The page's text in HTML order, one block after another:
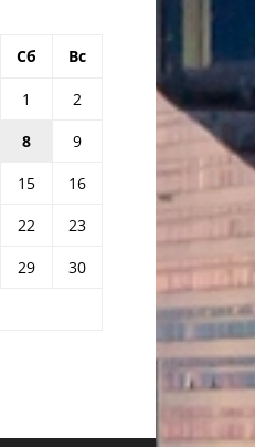
Сб Вс
1
2
8
9
15
16
22
23
29
30